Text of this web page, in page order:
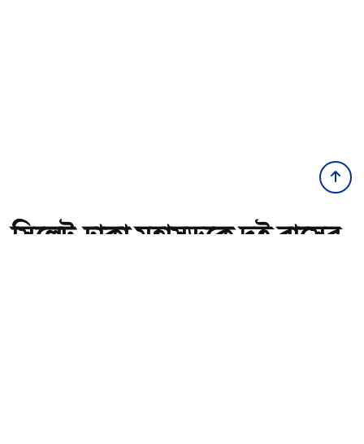
সিলেট-ঢাকা মহাসড়কে দুই বাসের